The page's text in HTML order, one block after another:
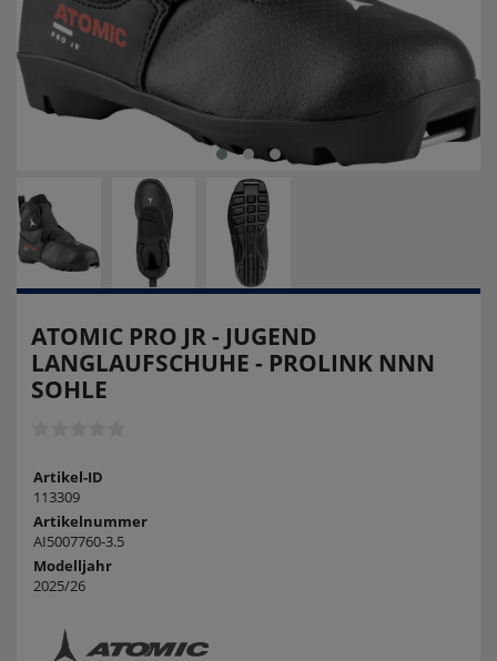
ATOMIC PRO JR - JUGEND
LANGLAUFSCHUHE - PROLINK NNN
SOHLE
Artikel-ID
113309
Artikelnummer
AI5007760-3.5
Modelljahr
2025/26